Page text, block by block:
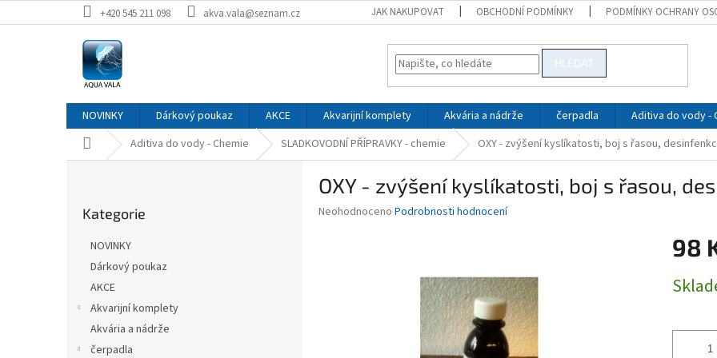
na
+420 545 211 098 akva.vala@seznam.cz JAK NAKUPOVAT OBCHODNÍ PODMÍNKY PODMÍNKY OCHRANY
HLEDAT
NOVINKY Dárkový poukaz AKCE Akvarijní komplety Akvária a nádrže čerpadla Aditiva do vody -
Domů Aditiva do vody - Chemie SLADKOVODNÍ PŘÍPRAVKY - chemie OXY - zvýšení kyslíkatosti, boj s řasou,
kategorie
Kategorie
NOVINKY
Dárkový poukaz
AKCE
Akvarijní komplety
Akvária a nádrže
čerpadla
OXY - zvýšení kyslíkatosti, boj s řasou,
Průměrné
Neohodnoceno Podrobnosti hodnocení
98
cena: